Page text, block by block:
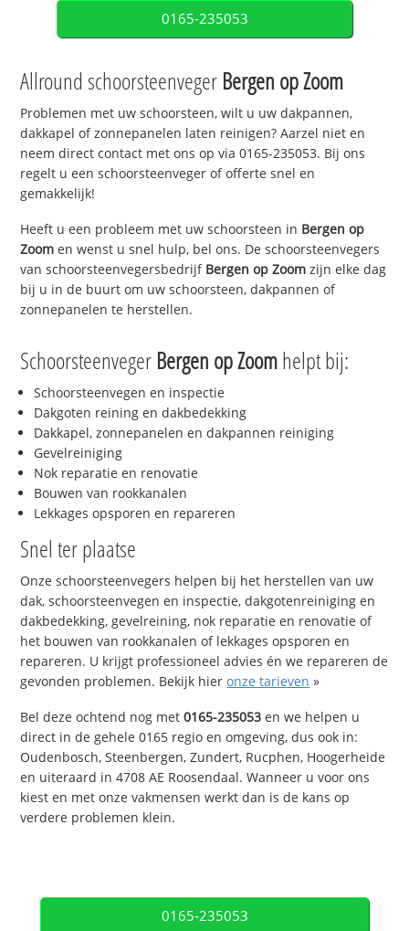
0165-235053
Allround schoorsteenveger Bergen op Zoom
Problemen met uw schoorsteen, wilt u uw dakpannen,
dakkapel of zonnepanelen laten reinigen? Aarzel niet en
neem direct contact met ons op via 0165-235053. Bij ons
regelt u een schoorsteenveger of offerte snel en
gemakkelijk!
Heeft u een probleem met uw schoorsteen in Bergen op
Zoom en wenst u snel hulp, bel ons. De schoorsteenvegers
van schoorsteenvegersbedrijf Bergen op Zoom zijn elke dag
bij u in de buurt om uw schoorsteen, dakpannen of
zonnepanelen te herstellen.
Schoorsteenveger Bergen op Zoomhelpt bij:
Schoorsteenvegen en inspectie
Dakgoten reining en dakbedekking
Dakkapel, zonnepanelen en dakpannen reiniging
Gevelreiniging
Nok reparatie en renovatie
Bouwen van rookkanalen
Lekkages opsporen en repareren
Snel ter plaatse
Onze schoorsteenvegers helpen bij het herstellen van uw
dak, schoorsteenvegen en inspectie, dakgotenreiniging en
dakbedekking, gevelreining, nok reparatie en renovatie of
het bouwen van rookkanalen of lekkages opsporen en
repareren. U krijgt professioneel advies én we repareren de
gevonden problemen. Bekijk hieronze tarieven »
Bel deze ochtend nog met0165-235053 en we helpen u
direct in de gehele 0165 regio en omgeving, dus ook in:
Oudenbosch, Steenbergen, Zundert, Rucphen, Hoogerheide
en uiteraard in 4708 AE Roosendaal. Wanneer u voor ons
kiest en met onze vakmensen werkt dan is de kans op
verdere problemen klein.
0165-235053